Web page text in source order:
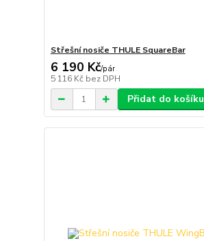
Střešní nosiče THULE SquareBar
6 190 Kč/pár
5 116 Kč bez DPH
Přidat do košíku